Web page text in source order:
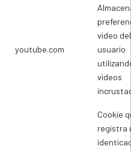
youtube.com
video del
usuario
videos
Cookie
registra